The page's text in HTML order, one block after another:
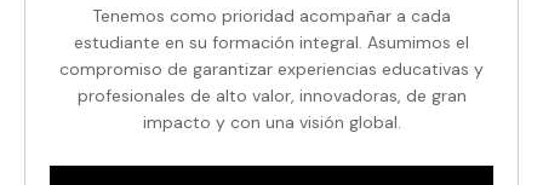
Tenemos como prioridad acompañar a cada
estudiante en su formación integral. Asumimos el
compromiso de garantizar experiencias educativas y
profesionales de alto valor, innovadoras, de gran
impacto y con una visión global.